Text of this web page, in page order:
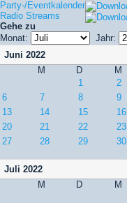
Party-/Eventkalender
Radio Streams
Gehe zu
Monat:
Jahr:
Juni 2022
M
D M
1
2
6
7 8 9
13
14 15 16
20
21 22 23
27
28 29 30
Juli 2022
M
D M